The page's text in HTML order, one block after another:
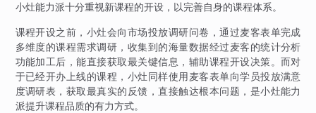
小灶能力派十分重视新课程的开设，以完善自身的课程体系。
课程开设之前，小灶会向市场投放调研问卷，通过麦客表单完成
多维度的课程需求调研，收集到的海量数据经过麦客的统计分析
功能加工后，能直接获取最关键信息，辅助课程开设决策。而对
于已经开办上线的课程，小灶同样使用麦客表单向学员投放满意
度调研表，获取最真实的反馈，直接触达根本问题，是小灶能力
派提升课程品质的有力方式。